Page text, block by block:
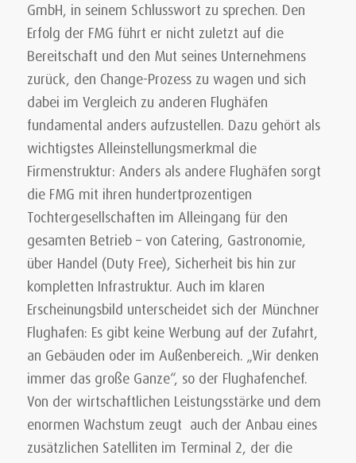
GmbH, in seinem Schlusswort zu sprechen. Den
Erfolg der FMG führt er nicht zuletzt auf die
Bereitschaft und den Mut seines Unternehmens
zurück, den Change-Prozess zu wagen und sich
dabei im Vergleich zu anderen Flughäfen
fundamental anders aufzustellen. Dazu gehört als
wichtigstes Alleinstellungsmerkmal die
Firmenstruktur: Anders als andere Flughäfen sorgt
die FMG mit ihren hundertprozentigen
Tochtergesellschaften im Alleingang für den
gesamten Betrieb – von Catering, Gastronomie,
über Handel (Duty Free), Sicherheit bis hin zur
kompletten Infrastruktur. Auch im klaren
Erscheinungsbild unterscheidet sich der Münchner
Flughafen: Es gibt keine Werbung auf der Zufahrt,
an Gebäuden oder im Außenbereich. „Wir denken
immer das große Ganze“, so der Flughafenchef.
Von der wirtschaftlichen Leistungsstärke und dem
enormen Wachstum zeugt auch der Anbau eines
zusätzlichen Satelliten im Terminal 2, der die